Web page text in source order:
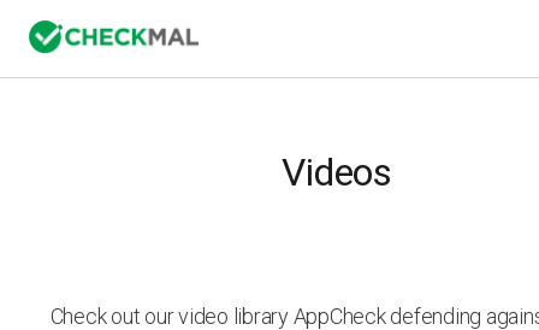
Videos
Check out our video library AppCheck defending